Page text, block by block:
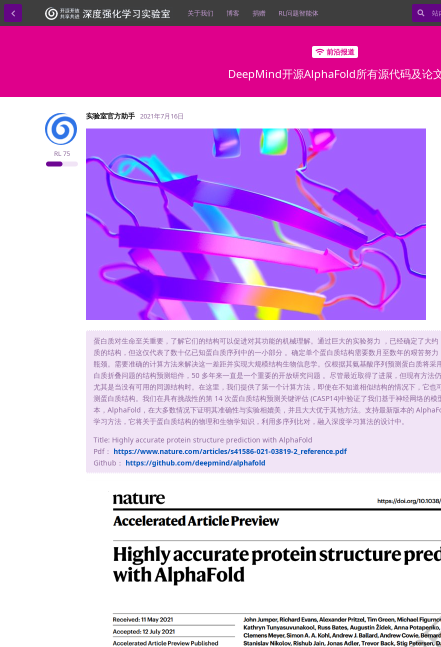
关于我们 博客 捐赠 RL问题智能体
前沿报道
DeepMind开源AlphaFold所有源代码及论
实验室官方助手
RL75
2021年7月16日
蛋白质对生命至关重要，了解它们的结构可以促进对其功能的机械理解。通过巨大的实验努力 ，已经确定了大
质的结构，但这仅代表了数十亿已知蛋白质序列中的一小部分 。确定单个蛋白质结构需要数月至数年的艰苦努
瓶颈。需要准确的计算方法来解决这一差距并实现大规模结构生物信息学。仅根据其氨基酸序列预测蛋白质将采
白质折叠问题的结构预测组件，50 多年来一直是一个重要的开放研究问题 。尽管最近取得了进展，但现有方法
尤其是当没有可用的同源结构时。在这里，我们提供了第一个计算方法，即使在不知道相似结构的情况下，它也
测蛋白质结构。我们在具有挑战性的第 14 次蛋白质结构预测关键评估 (CASP14)中验证了我们基于神经网络的模
本，AlphaFold，在大多数情况下证明其准确性与实验相媲美，并且大大优于其他方法。支持最新版本的
学习方法，它将关于蛋白质结构的物理和生物学知识，利用多序列比对，融入深度学习算法的设计中。
Title: Highly accurate protein structure prediction with AlphaFold
Pdf： https://www.nature.com/articles/s41586-021-03819-2_reference.pdf
Github： https://github.com/deepmind/alphafold